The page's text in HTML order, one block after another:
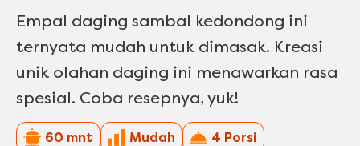
Empal daging sambal kedondong ini
ternyata mudah untuk dimasak. Kreasi
unik olahan daging ini menawarkan rasa
spesial. Coba resepnya, yuk!
60 mnt Mudah 4 Porsi